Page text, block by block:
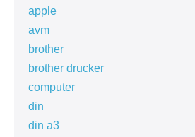
apple
avm
brother
brother drucker
computer
din
din a3